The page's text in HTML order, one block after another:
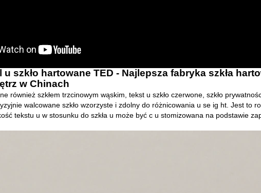
u szkło hartowane TED - Najlepsza fabryka szkła
w Chinach
również szkłem trzcinowym wąskim, tekst u szkło czerwone, szkło
walcowane szkło wzorzyste i zdolny do różnicowania u se ig ht. Jest to
tekstu u w stosunku do szkła u może być c u stomizowana na podstawie